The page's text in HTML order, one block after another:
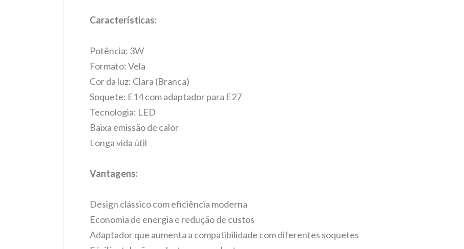
Características:
Potência: 3W
Formato: Vela
Cor da luz: Clara (Branca)
Soquete: E14 com adaptador para E27
Tecnologia: LED
Baixa emissão de calor
Longa vida útil
Vantagens:
Design clássico com eficiência moderna
Economia de energia e redução de custos
Adaptador que aumenta a compatibilidade com diferentes soquetes